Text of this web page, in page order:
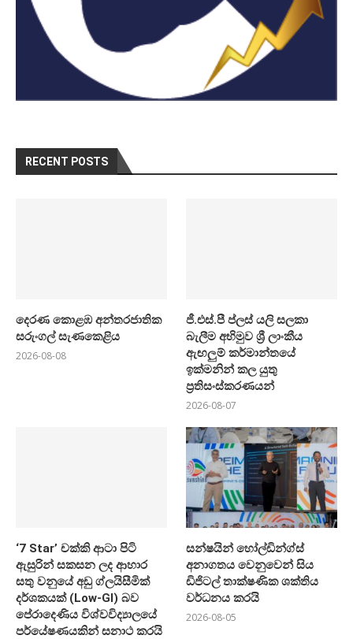
RECENT POSTS
දෙරණ කොළඹ අන්තරජාතික
සරුංගල් සැණකෙළිය
2026-08-08
ජී.එස්.පී ප්ලස් යලි සලකා
බැලීම අභිමුව ශ්‍රී ලාංකීය
ඇඟලුම් කර්මාන්තයේ
ඉක්මනින් කල යුතු
ප්‍රතිසංස්කරණයන්
2026-08-07
‘7 Star’ චක්කි ආටා පිටි
ඇසුරින් සකසන ලද ආහාර
සතු වනුයේ අඩු ග්ලයිසීමික්
දර්ශකයක් (Low-GI) බව
පේරාදෙණිය විශ්වවිද්‍යාලයේ
පර්යේෂණයකින් සනාථ කරයි
සන්ෂයින් හෝල්ඩින්ග්ස්
අනාගතය වෙනුවෙන් සිය
ඩිජිටල් තාක්ෂණික ශක්තිය
වර්ධනය කරයි
2026-08-05